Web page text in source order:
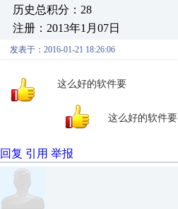
历史总积分：28
注册：2013年1月07日
发表于：2016-01-21 18:26:06
这么好的软件要
这么好的软件要
回复 引用 举报